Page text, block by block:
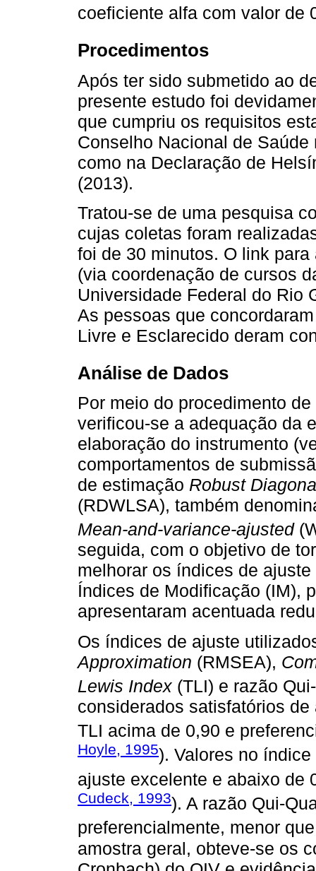
coeficiente alfa com valor de
Procedimentos
Após ter sido submetido ao
presente estudo foi
que cumpriu os requisitos
Conselho Nacional de
como na Declaração de
(2013).
Tratou-se de uma pesquisa
cujas coletas foram
foi de 30 minutos. O link
(via coordenação de cursos
Universidade Federal do Rio
As pessoas que
Livre e Esclarecido deram
Análise de Dados
Por meio do procedimento
verificou-se a adequação da
elaboração do instrumento
comportamentos de
de estimação Robust
(RDWLSA), também
Mean-and-variance-ajusted
seguida, com o objetivo de
melhorar os índices de
Índices de Modificação (IM),
apresentaram acentuada
Os índices de ajuste
Approximation (RMSEA),
Lewis Index (TLI) e razão
considerados satisfatórios
TLI acima de 0,90 e
Hoyle, 1995). Valores no
ajuste excelente e abaixo de
Cudeck, 1993). A razão Qui-
preferencialmente, menor
amostra geral, obteve-se os